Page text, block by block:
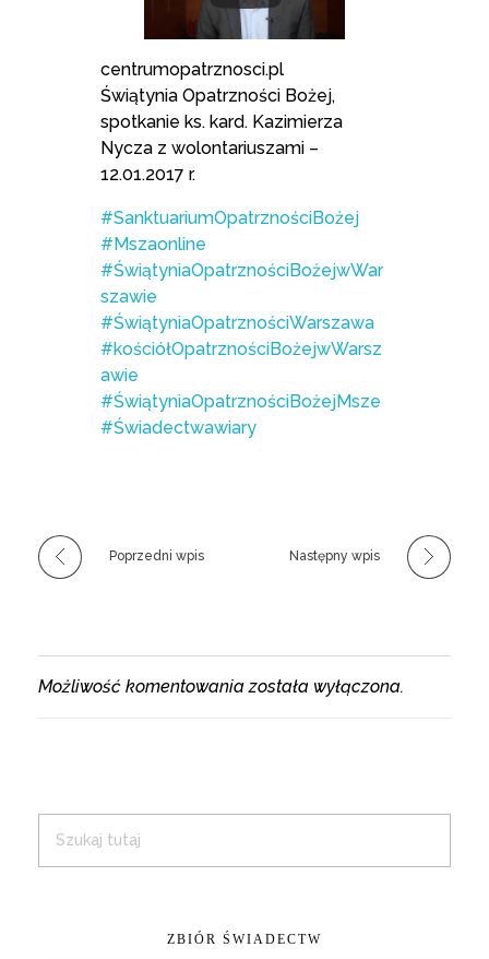
centrumopatrznosci.pl
Świątynia Opatrzności Bożej,
spotkanie ks. kard. Kazimierza
Nycza z wolontariuszami –
12.01.2017 r.
#SanktuariumOpatrznościBożej
#Mszaonline
#ŚwiątyniaOpatrznościBożejwWar
szawie
#ŚwiątyniaOpatrznościWarszawa
#kościółOpatrznościBożejwWarsz
awie
#ŚwiątyniaOpatrznościBożejMsze
#Świadectwawiary
Poprzedni wpis Następny wpis
Możliwość komentowania została wyłączona.
ZBIÓR ŚWIADECTW